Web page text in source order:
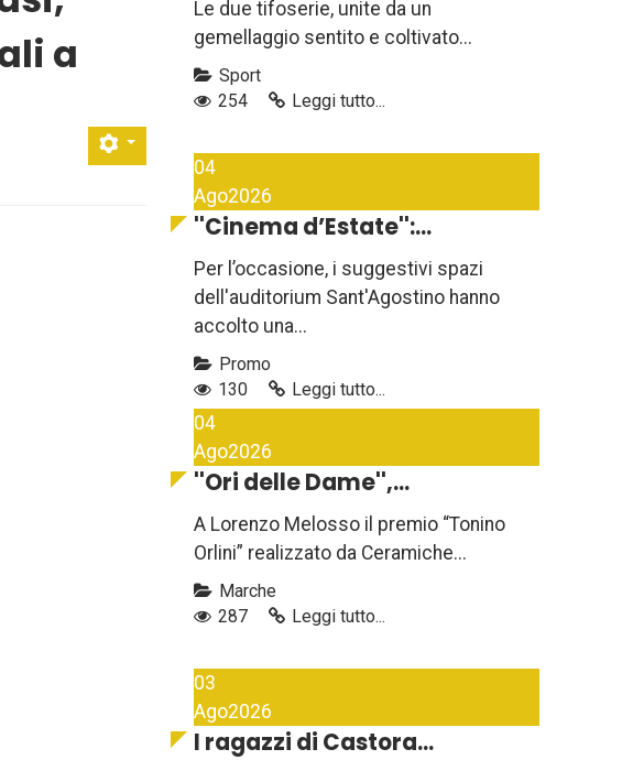
a
Le due tifoserie, unite da un
gemellaggio sentito e coltivato...
Sport
254
Leggi tutto...
04
Ago2026
''Cinema d’Estate'':...
Per l’occasione, i suggestivi spazi
dell'auditorium Sant'Agostino hanno
accolto una...
Promo
130
Leggi tutto...
04
Ago2026
''Ori delle Dame'',...
A Lorenzo Melosso il premio “Tonino
Orlini” realizzato da Ceramiche...
Marche
287
Leggi tutto...
03
Ago2026
I ragazzi di Castora...